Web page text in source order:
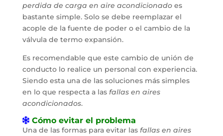
perdida de carga en aire acondicionado es
bastante simple. Solo se debe reemplazar el
acople de la fuente de poder o el cambio de la
válvula de termo expansión.
Es recomendable que este cambio de unión de
conducto lo realice un personal con experiencia.
Siendo esta una de las soluciones más simples
en lo que respecta a las fallas en aires
acondicionados.
Cómo evitar el problema
Una de las formas para evitar lasfallas en aires